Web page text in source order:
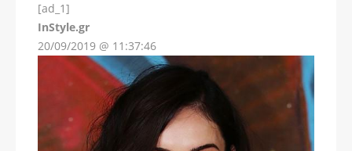
[ad_1]
InStyle.gr
20/09/2019 @ 11:37:46